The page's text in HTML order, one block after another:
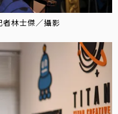
林士傑／攝影